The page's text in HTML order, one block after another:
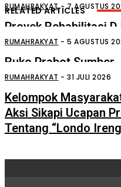
RELATED ARTICLES
RUMAHRAKYAT - 7 AGUSTUS
Proyek Rehabilitasi
Diduga Asal Jadi
RUMAHRAKYAT - 5 AGUSTUS
Ruko Prabot Sumber
Perdagangan Terbakar
RUMAHRAKYAT - 31 JULI 2026
Kelompok
Aksi Sikapi Ucapan
Tentang “Londo